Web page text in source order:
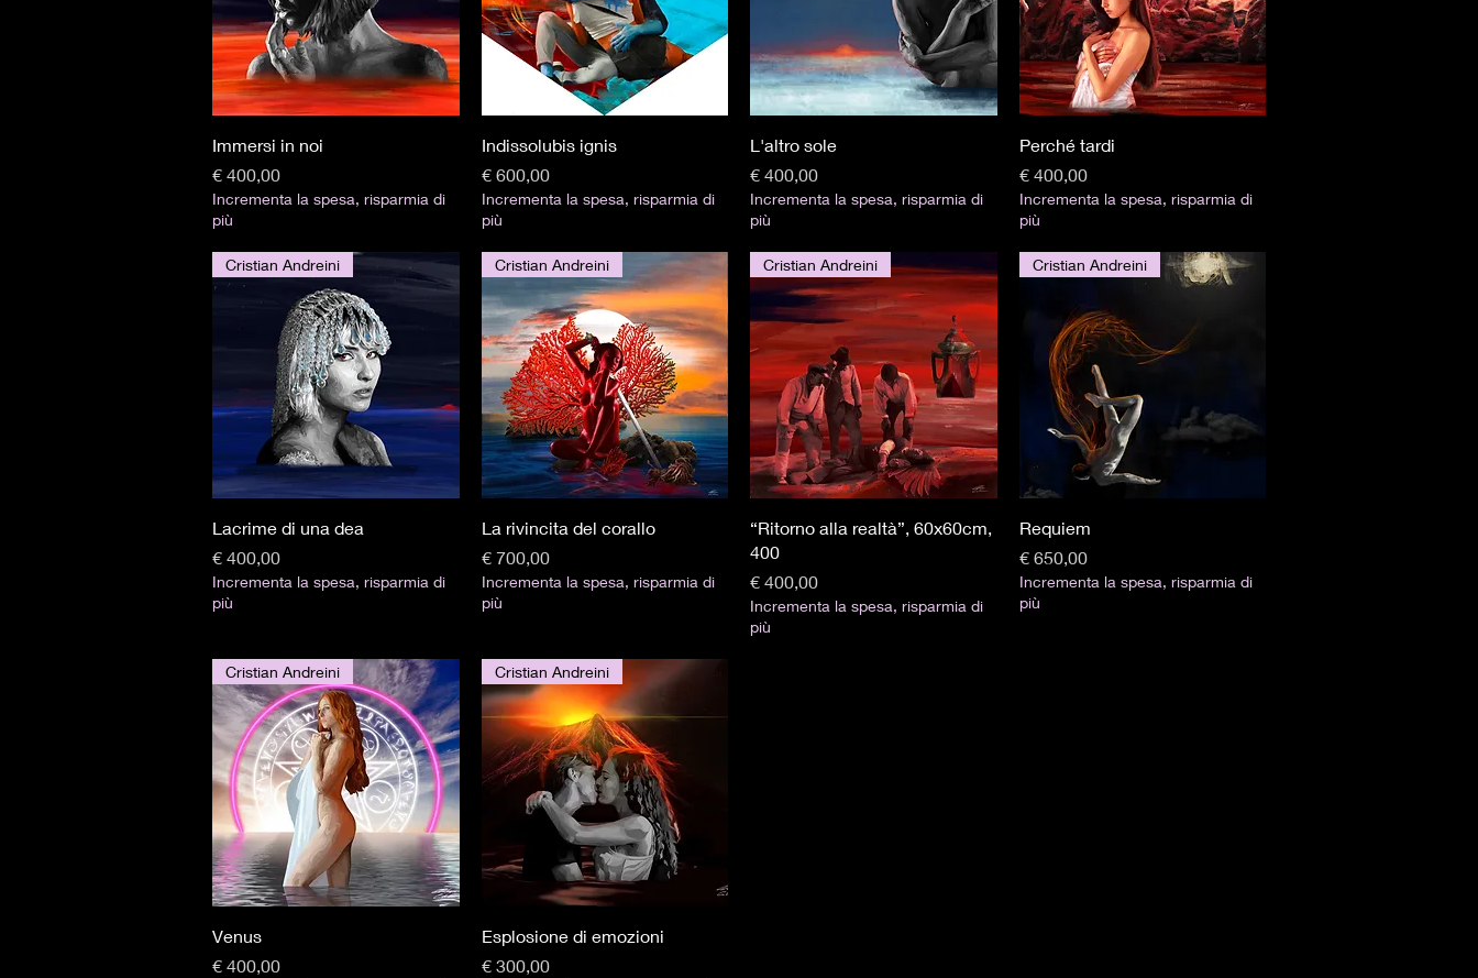
Visualização rápida
Immersi in noi
Preço
€ 400,00
Incrementa la spesa, risparmia di
più
Visualização rápida
Indissolubis ignis
Preço
€ 600,00
Incrementa la spesa, risparmia di
più
Visualização rápida
L'altro sole
Preço
€ 400,00
Incrementa la spesa, risparmia di
più
Visualização rápida
Perché tardi
Preço
€ 400,00
Incrementa la spesa, risparmia di
più
Visualização rápida
Cristian Andreini
Lacrime di una dea
Preço
€ 400,00
Incrementa la spesa, risparmia di
più
Visualização rápida
Cristian Andreini
La rivincita del corallo
Preço
€ 700,00
Incrementa la spesa, risparmia di
più
Visualização rápida
Cristian Andreini
“Ritorno alla realtà”, 60x60cm,
400
Preço
€ 400,00
Incrementa la spesa, risparmia di
più
Visualização rápida
Cristian Andreini
Requiem
Preço
€ 650,00
Incrementa la spesa, risparmia di
più
Cristian Andreini
Venus
Preço
€ 400,00
Visualização rápida
Cristian Andreini
Esplosione di emozioni
Preço
€ 300,00